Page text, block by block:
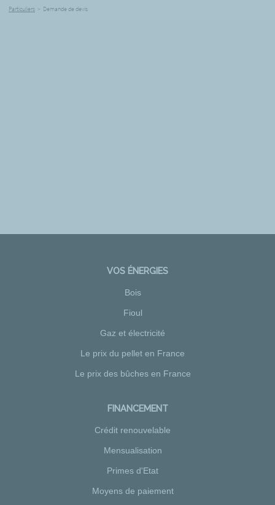
Particuliers > Demande de devis
VOS ÉNERGIES
Bois
Fioul
Gaz et électricité
Le prix du pellet en France
Le prix des bûches en France
FINANCEMENT
Crédit renouvelable
Mensualisation
Primes d'Etat
Moyens de paiement